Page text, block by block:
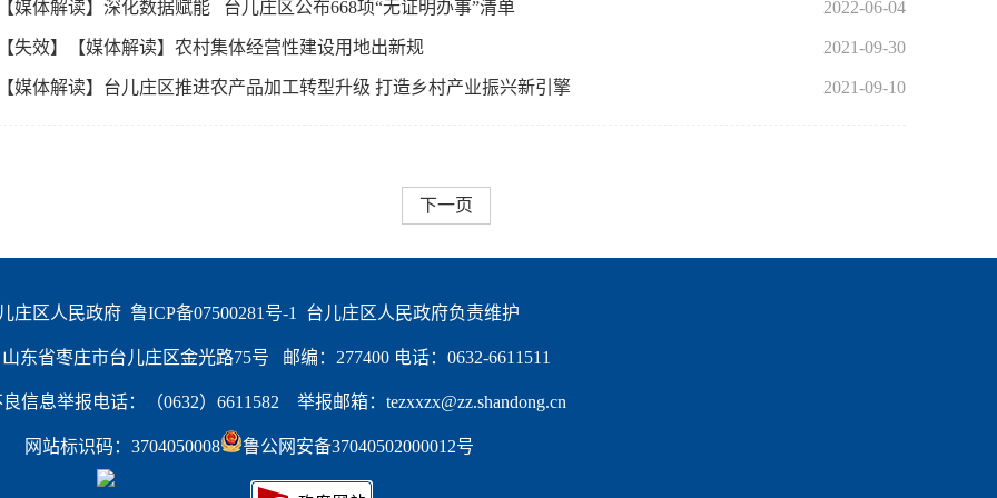
媒体解读】深化数据赋能 台儿庄区公布668项“无证明办事”清单 2022-06-04
失效】【媒体解读】农村集体经营性建设用地出新规 2021-09-30
媒体解读】台儿庄区推进农产品加工转型升级 打造乡村产业振兴新引擎 2021-09-10
下一页
庄区人民政府 鲁ICP备07500281号-1
  台儿庄区人民政府负责维护
东省枣庄市台儿庄区金光路75号   邮编：277400 电话：0632-6611511
信息举报电话：（0632）6611582    举报邮箱：tezxxzx@zz.shandong.cn
网站标识码：3704050008 鲁公网安备37040502000012号